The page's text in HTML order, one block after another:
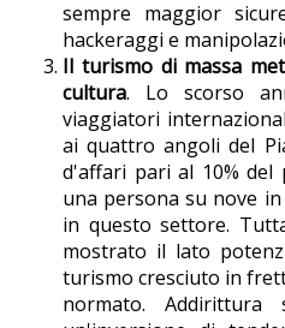
sempre maggior
hackeraggi e
Il turismo di massa
cultura. Lo scorso
viaggiatori
ai quattro angoli del
d'affari pari al 10% del
una persona su nove
in questo settore.
mostrato il lato
turismo cresciuto in
normato. Addirittura